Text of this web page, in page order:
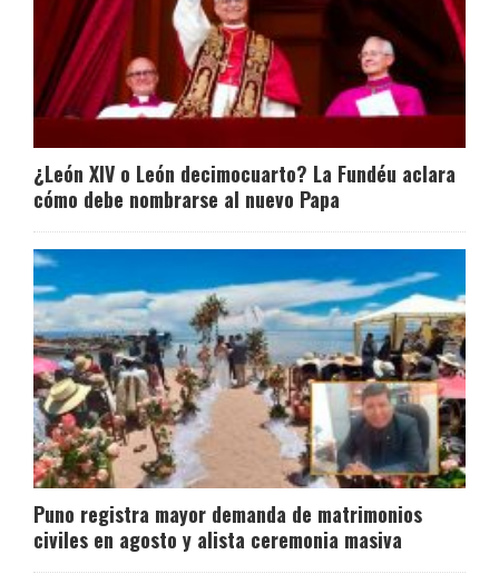
¿León XIV o León decimocuarto? La Fundéu aclara
cómo debe nombrarse al nuevo Papa
Puno registra mayor demanda de matrimonios
civiles en agosto y alista ceremonia masiva